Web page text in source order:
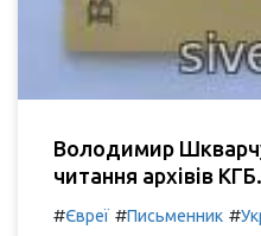
Володимир
читання архівів КГБ.
#Євреї #Письменник #